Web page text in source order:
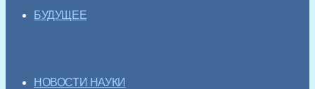
БУДУЩЕЕ
НОВОСТИ НАУКИ